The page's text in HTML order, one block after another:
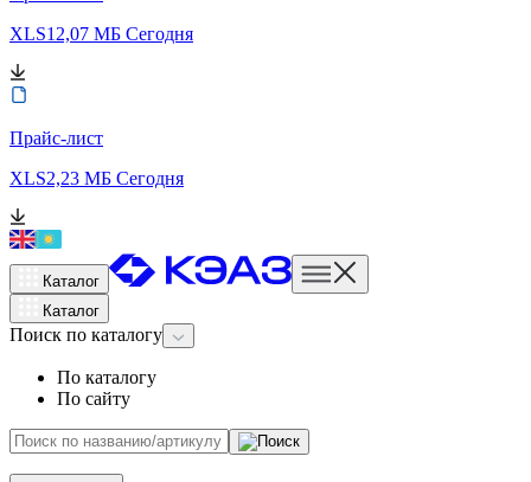
XLS12,07 МБ Сегодня
Прайс-лист
XLS2,23 МБ Сегодня
Каталог
Каталог
Поиск по каталогу
По каталогу
По сайту